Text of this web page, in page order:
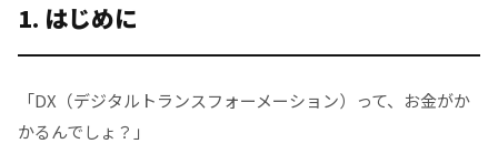
3. kintoneの魅力
5. 比較表
1. はじめに
「DX（デジタルトランスフォーメーション）って、お金がか
かるんでしょ？」